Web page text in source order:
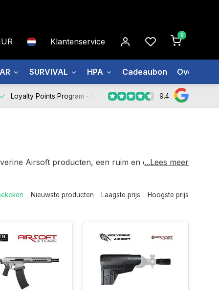
Klantenservice
0
SURVIVAL HPA Cadeaubon Over ons
Loyalty Points Program - Register Now 9.4
Airsoft producten, een ruim en courant
bij al uw vragen en helpen u graag verder
...Lees meer
Nieuwste producten Laagste prijs Hoogste prijs